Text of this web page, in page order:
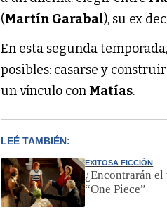
(Martín Garabal), su ex
En esta segunda temporada,
posibles: casarse y
un vínculo con Matías.
LEÉ TAMBIÉN:
EXITOSA FICCIÓN
¿Encontrarán
“One Piece”